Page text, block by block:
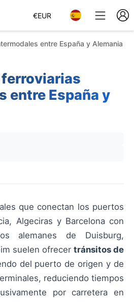
€EUR
entre España y Alemania
entre España y
que conectan los puertos
Algeciras y Barcelona con
alemanes de Duisburg,
suelen ofrecer tránsitos de
del puerto de origen y de
reduciendo tiempos
por carretera en